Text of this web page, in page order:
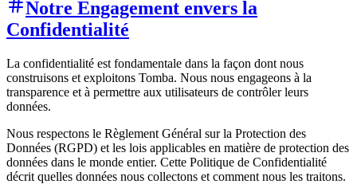
Notre Engagement envers la
Confidentialité
La confidentialité est fondamentale dans la façon dont nous
construisons et exploitons Tomba. Nous nous engageons à la
transparence et à permettre aux utilisateurs de contrôler leurs
données.
Nous respectons le Règlement Général sur la Protection des
Données (RGPD) et les lois applicables en matière de protection des
données dans le monde entier. Cette Politique de Confidentialité
décrit quelles données nous collectons et comment nous les traitons.